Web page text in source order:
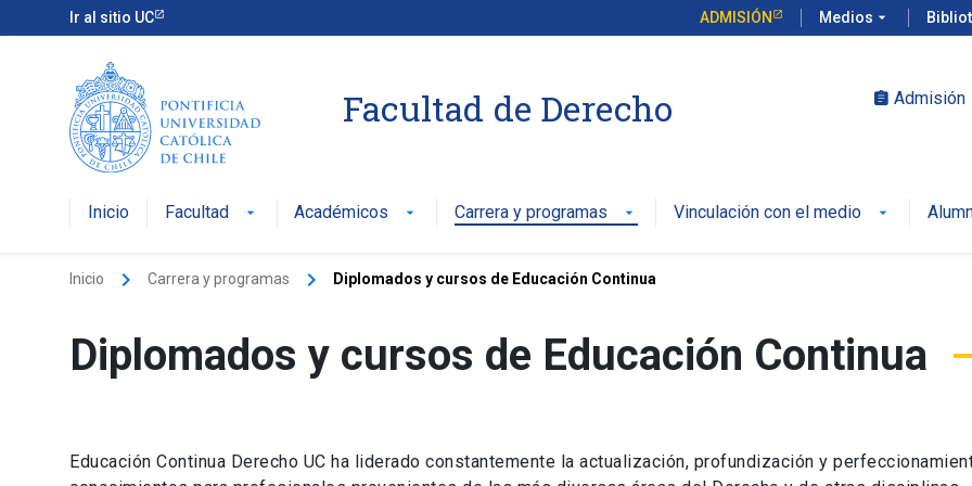
Ir al sitio UC ADMISIÓN Medios arrow_drop_down
Facultad de Derecho assignment Admisión
Inicio Facultad arrow_drop_down Académicos arrow_drop_down Carrera y programas arrow_drop_down Vinculación con el medio arrow_drop_down
Inicio keyboard_arrow_right Carrera y programas keyboard_arrow_right Diplomados y cursos de Educación Continua
Diplomados y cursos de Educación Continua
Educación Continua Derecho UC ha liderado constantemente la actualización, profundización y